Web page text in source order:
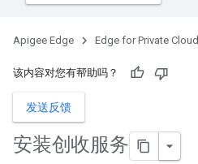
Apigee Edge Edge for Private Cloud
该内容对您有帮助吗？
发送反馈
安装创收服务